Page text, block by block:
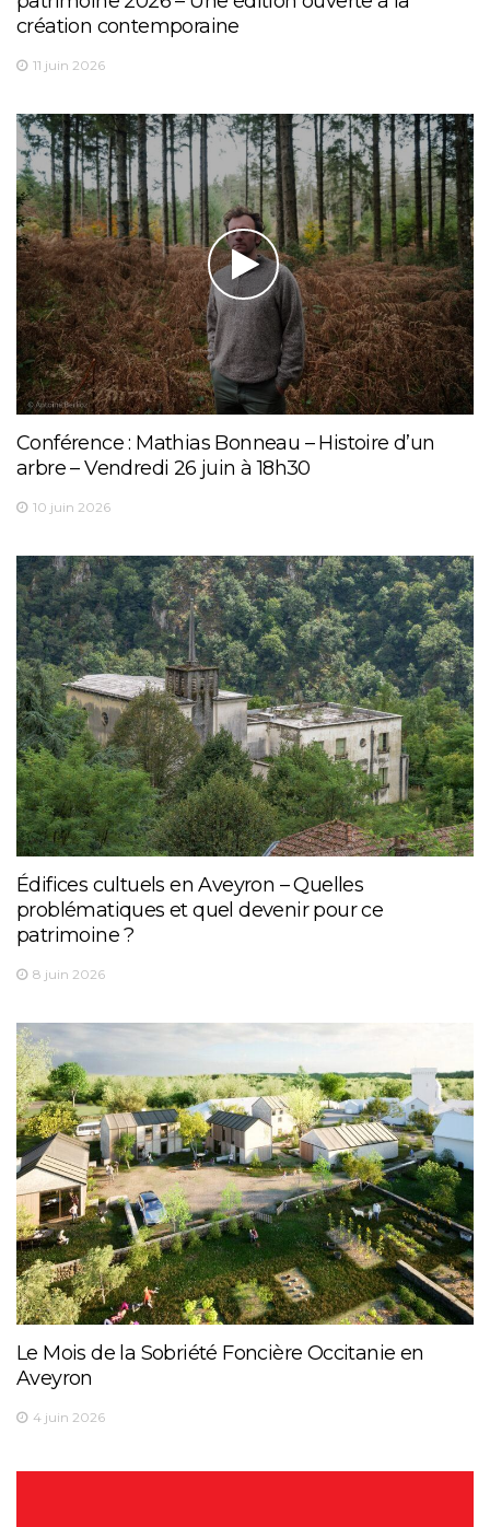
création contemporaine
11 juin 2026
Conférence : Mathias Bonneau – Histoire d’un
arbre – Vendredi 26 juin à 18h30
10 juin 2026
Édifices cultuels en Aveyron – Quelles
problématiques et quel devenir pour ce
patrimoine ?
8 juin 2026
Le Mois de la Sobriété Foncière Occitanie en
Aveyron
4 juin 2026